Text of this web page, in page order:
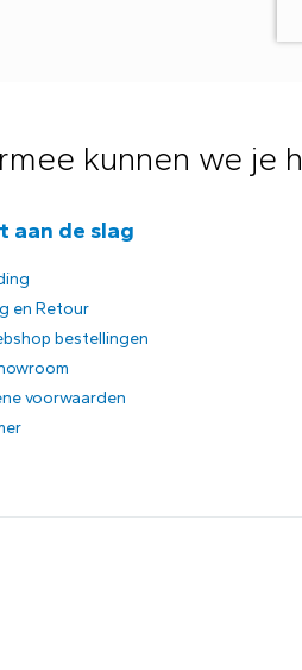
kunnen we je
aan de slag
en Retour
bestellingen
voorwaarden